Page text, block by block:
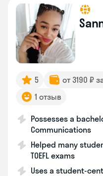
5 от 3190 ₽
1 отзыв
Possesses a
Communications
Helped many
TOEFL exams
Uses a student-